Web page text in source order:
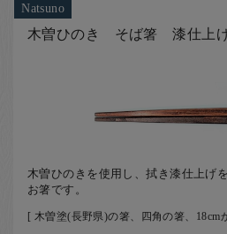
Natsuno
木曽ひのき そば箸 漆仕上
木曽ひのきを使用し、拭き漆仕上げ
お箸です。
[ 木曽塗(長野県)の箸、四角の箸、18cm